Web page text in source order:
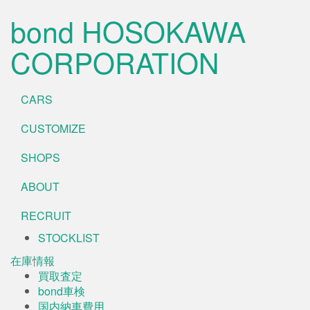
bond HOSOKAWA
CORPORATION
CARS
CUSTOMIZE
SHOPS
ABOUT
RECRUIT
STOCKLIST
在庫情報
買取査定
bond車検
国内納車費用